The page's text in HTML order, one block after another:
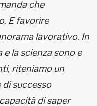
che
E favorire
lavorativo. In
la scienza sono e
riteniamo un
successo
di saper